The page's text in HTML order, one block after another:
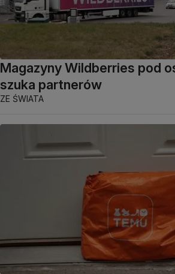
Magazyny Wildberries pod
szuka partnerów
ZE ŚWIATA